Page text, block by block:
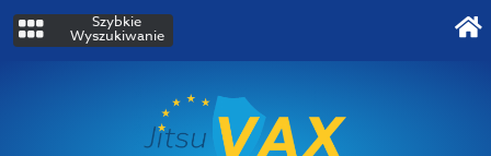
Szybkie
Wyszukiwanie